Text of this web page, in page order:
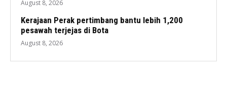
August 8, 2026
Kerajaan Perak pertimbang bantu lebih 1,200
pesawah terjejas di Bota
August 8, 2026